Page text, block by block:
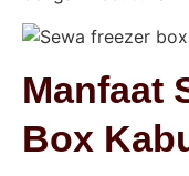
Manfaat
Box